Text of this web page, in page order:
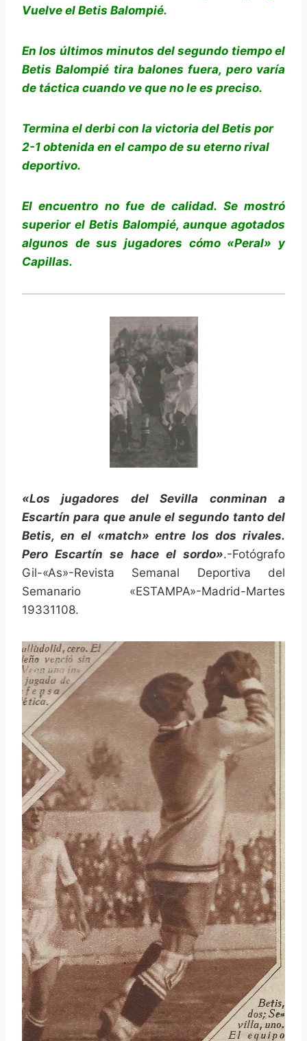
Vuelve el Betis Balompié.
En los últimos minutos del segundo tiempo el
Betis Balompié tira balones fuera, pero varía
de táctica cuando ve que no le es preciso.
Termina el derbi con la victoria del Betis por
2-1 obtenida en el campo de su eterno rival
deportivo.
El encuentro no fue de calidad. Se mostró
superior el Betis Balompié, aunque agotados
algunos de sus jugadores cómo «Peral» y
Capillas.
«Los jugadores del Sevilla conminan a
Escartín para que anule el segundo tanto del
Betis, en el «match» entre los dos rivales.
Pero Escartín se hace el sordo».-Fotógrafo
Gil-«As»-Revista Semanal Deportiva del
Semanario «ESTAMPA»-Madrid-Martes
19331108.